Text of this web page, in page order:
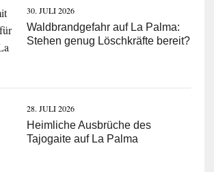
30. JULI 2026
Waldbrandgefahr auf La Palma:
Stehen genug Löschkräfte bereit?
28. JULI 2026
Heimliche Ausbrüche des
Tajogaite auf La Palma